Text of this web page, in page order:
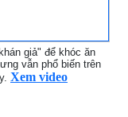
giả" để khóc ăn
vẫn phổ biến trên
Xem video